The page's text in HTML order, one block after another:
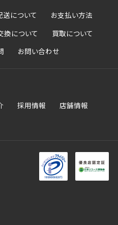
送について お支払い方法
換について 買取について
お問い合わせ
採用情報 店舗情報